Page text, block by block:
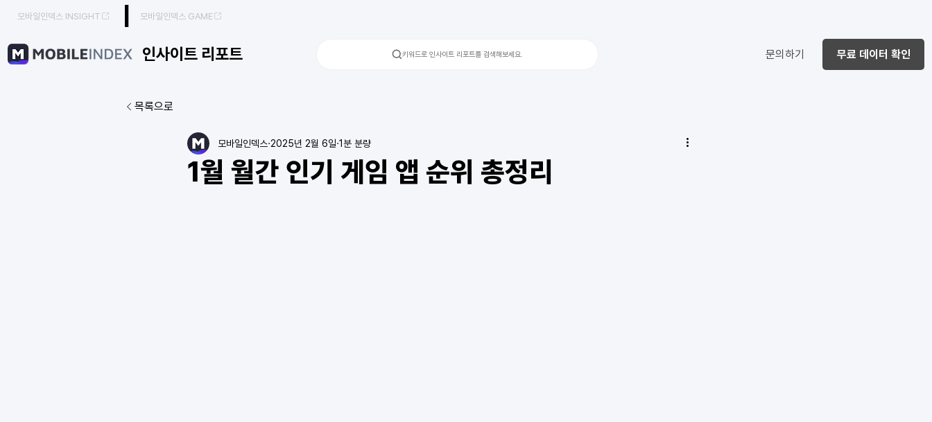
모바일인덱스 INSIGHT 모바일인덱스 GAME
인사이트 리포트 키워드로 인사이트 리포트를 검색해보세요. 문의하기 무료 데이터 확인
목록으로
1월 월간 인기 게임 앱 순위 총정리
모바일인덱스 2025년 2월 6일 1분 분량